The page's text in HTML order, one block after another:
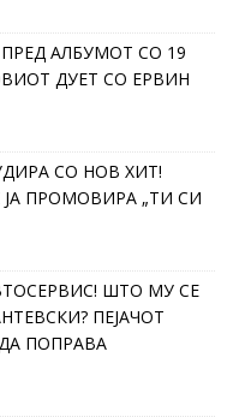
АЛБУМОТ СО 19
ДУЕТ СО ЕРВИН
СО НОВ ХИТ!
ЈА ПРОМОВИРА „ТИ СИ
ШТО МУ СЕ
ПЕЈАЧОТ
ПОПРАВА